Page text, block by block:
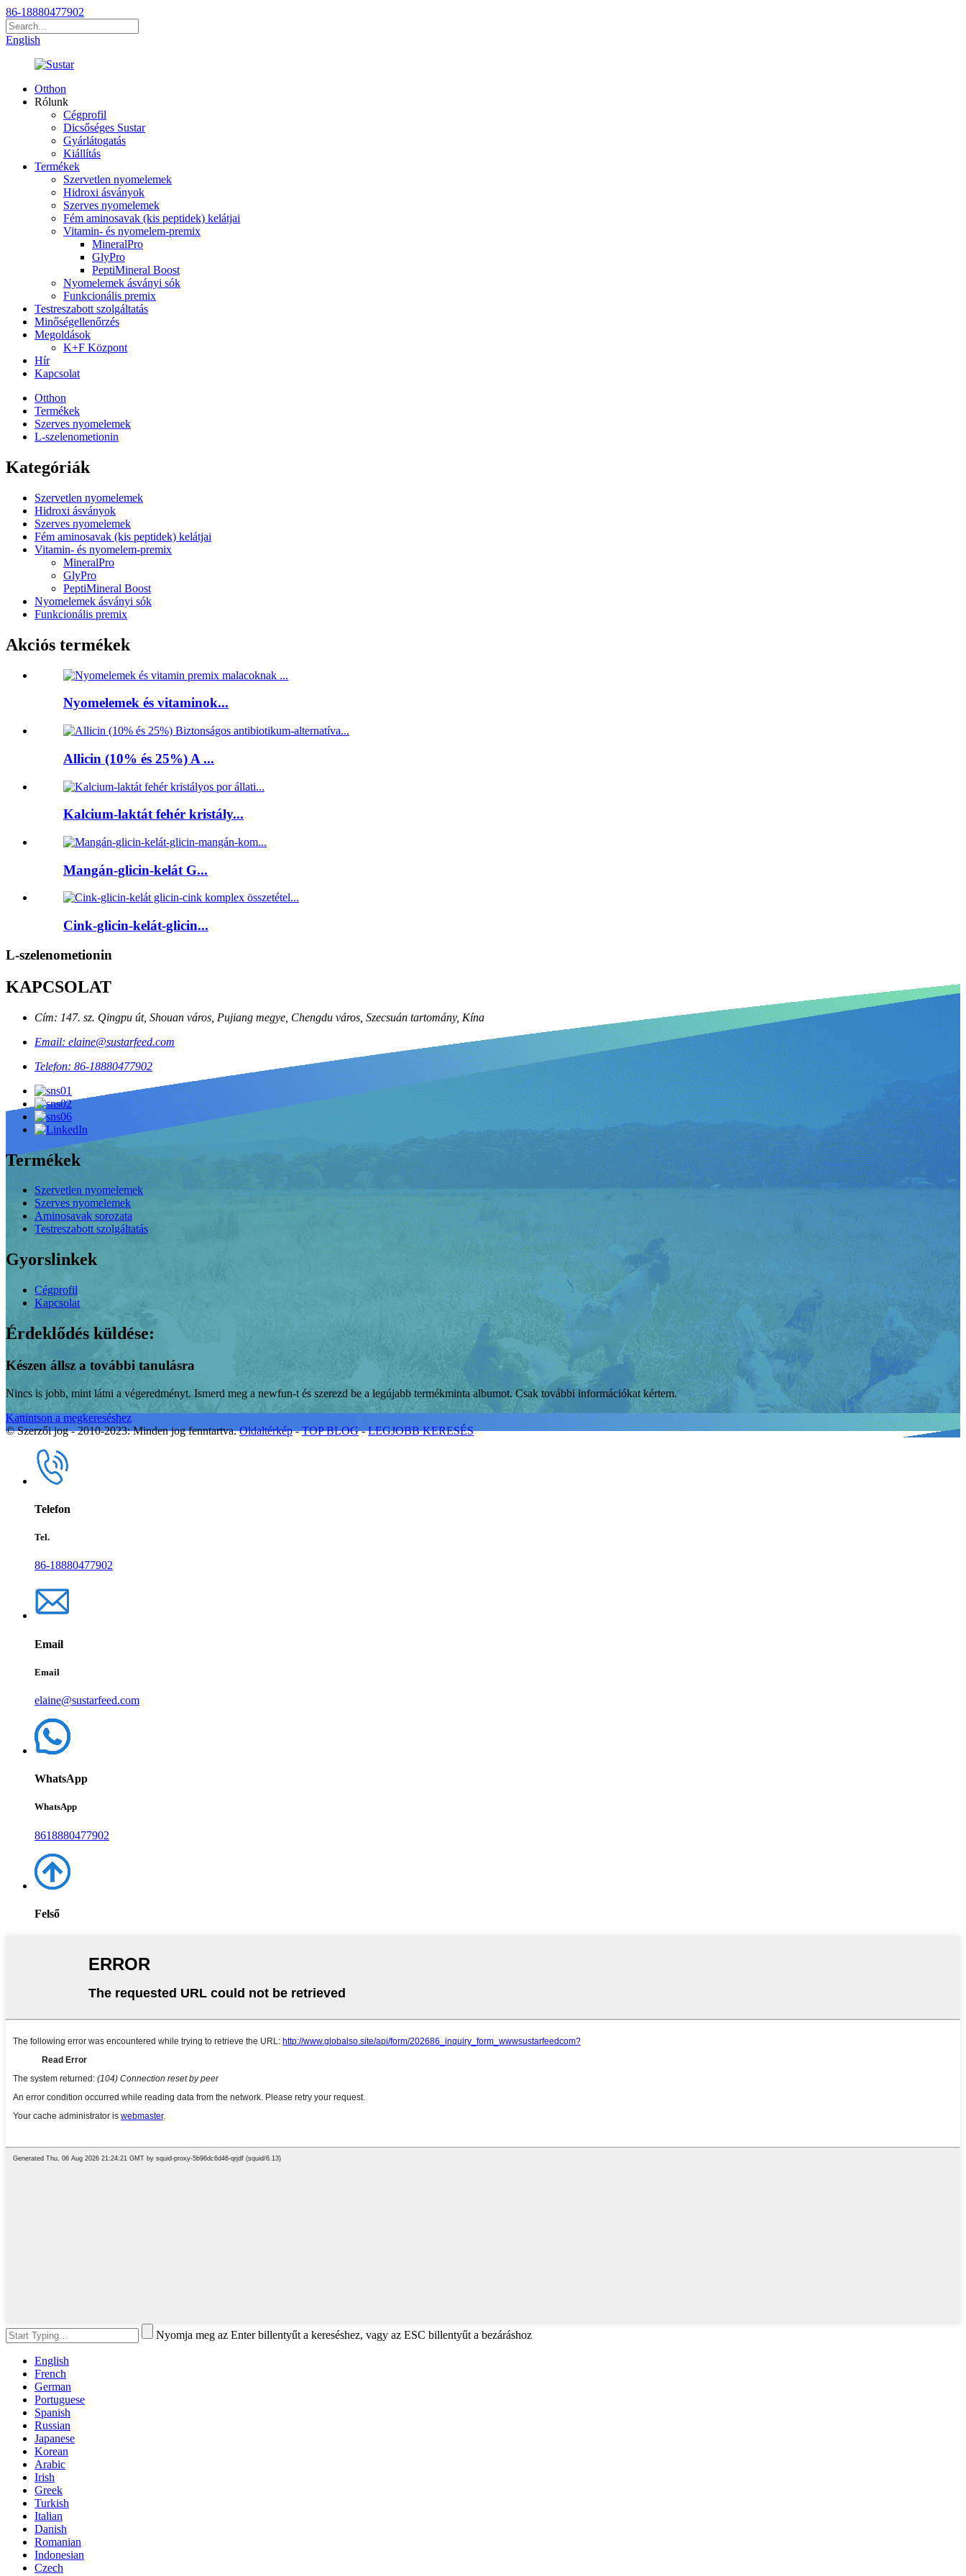
86-18880477902
English
Otthon
Rólunk
Cégprofil
Dicsőséges Sustar
Gyárlátogatás
Kiállítás
Termékek
Szervetlen nyomelemek
Hidroxi ásványok
Szerves nyomelemek
Fém aminosavak (kis peptidek) kelátjai
Vitamin- és nyomelem-premix
MineralPro
GlyPro
PeptiMineral Boost
Nyomelemek ásványi sók
Funkcionális premix
Testreszabott szolgáltatás
Minőségellenőrzés
Megoldások
K+F Központ
Hír
Kapcsolat
Otthon
Termékek
Szerves nyomelemek
L-szelenometionin
Kategóriák
Szervetlen nyomelemek
Hidroxi ásványok
Szerves nyomelemek
Fém aminosavak (kis peptidek) kelátjai
Vitamin- és nyomelem-premix
MineralPro
GlyPro
PeptiMineral Boost
Nyomelemek ásványi sók
Funkcionális premix
Akciós termékek
Nyomelemek és vitaminok...
Allicin (10% és 25%) A ...
Kalcium-laktát fehér kristály...
Mangán-glicin-kelát G...
Cink-glicin-kelát-glicin...
L-szelenometionin
KAPCSOLAT
Cím: 147. sz. Qingpu út, Shouan város, Pujiang megye, Chengdu város, Szecsuán tartomány, Kína
Email: elaine@sustarfeed.com
Telefon: 86-18880477902
Termékek
Szervetlen nyomelemek
Szerves nyomelemek
Aminosavak sorozata
Testreszabott szolgáltatás
Gyorslinkek
Cégprofil
Kapcsolat
Érdeklődés küldése:
Készen állsz a további tanulásra
Nincs is jobb, mint látni a végeredményt. Ismerd meg a newfun-t és szerezd be a legújabb termékminta albumot. Csak további információkat kértem.
Kattintson a megkereséshez
© Szerzői jog - 2010-2023: Minden jog fenntartva. Oldaltérkép-TOP BLOG-LEGJOBB KERESÉS
Telefon
Tel.
86-18880477902
Email
Email
elaine@sustarfeed.com
WhatsApp
WhatsApp
8618880477902
Felső
Nyomja meg az Enter billentyűt a kereséshez, vagy az ESC billentyűt a bezáráshoz
English
French
German
Portuguese
Spanish
Russian
Japanese
Korean
Arabic
Irish
Greek
Turkish
Italian
Danish
Romanian
Indonesian
Czech